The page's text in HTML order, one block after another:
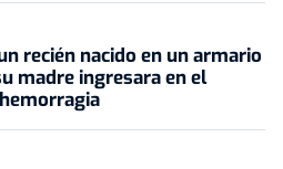
recién nacido en un armario
madre ingresara en el